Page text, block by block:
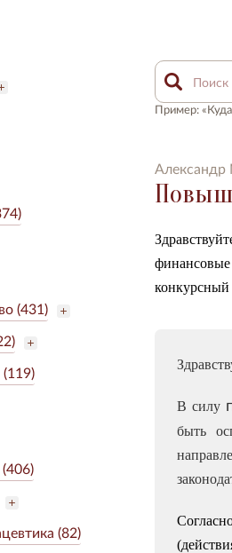
(431)
(82)
Пример:
Александр
конкурсный
В силу
быть